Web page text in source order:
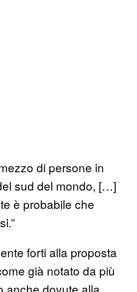
di persone in
sud del mondo, […]
è probabile che
forti alla proposta
già notato da più
anche dovute alla